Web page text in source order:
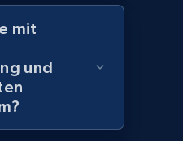
dataset - Collects
URL
Initial
Reviews count, and
mit
und